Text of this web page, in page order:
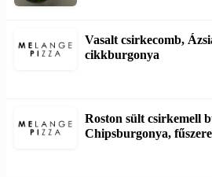
Vasalt csirkecomb,
cikkburgonya
Roston sült csirkemell
Chipsburgonya,